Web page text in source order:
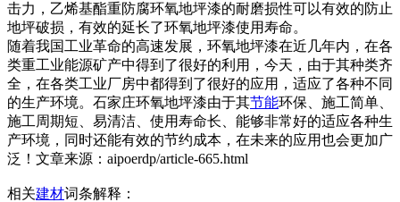
击力，乙烯基酯重防腐环氧地坪漆的耐磨损性可以有效的防止
地坪破损，有效的延长了环氧地坪漆使用寿命。
随着我国工业革命的高速发展，环氧地坪漆在近几年内，在各
类重工业能源矿产中得到了很好的利用，今天，由于其种类齐
全，在各类工业厂房中都得到了很好的应用，适应了各种不同
的生产环境。石家庄环氧地坪漆由于其节能环保、施工简单、
施工周期短、易清洁、使用寿命长、能够非常好的适应各种生
产环境，同时还能有效的节约成本，在未来的应用也会更加广
泛！文章来源：aipoerdp/article-665.html
相关建材词条解释：